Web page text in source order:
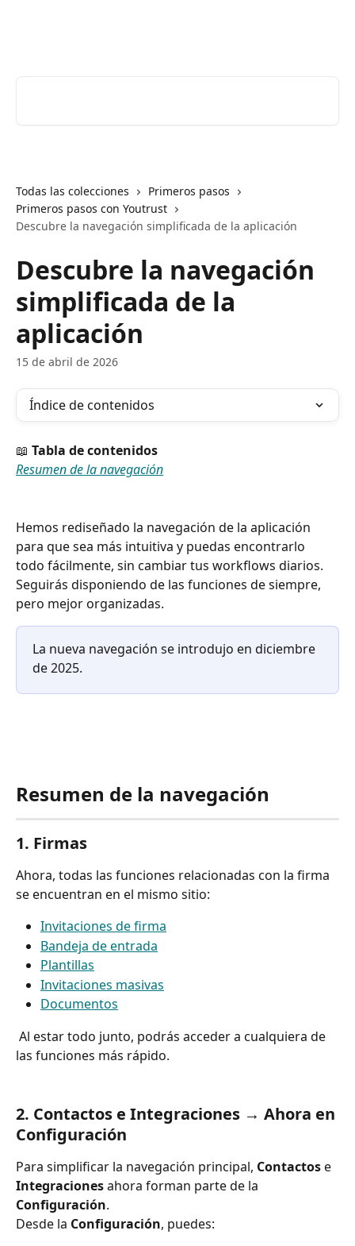
Todas las colecciones
Primeros pasos
Primeros pasos con Youtrust
Descubre la navegación simplificada de la aplicación
Descubre la navegación
simplificada de la
aplicación
15 de abril de 2026
Índice de contenidos
📖 Tabla de contenidos
Resumen de la navegación
Hemos rediseñado la navegación de la aplicación
para que sea más intuitiva y puedas encontrarlo
todo fácilmente, sin cambiar tus workflows diarios.
Seguirás disponiendo de las funciones de siempre,
pero mejor organizadas.
La nueva navegación se introdujo en diciembre
de 2025.
Resumen de la navegación
1. Firmas
Ahora, todas las funciones relacionadas con la firma
se encuentran en el mismo sitio:
Invitaciones de firma
Bandeja de entrada
Plantillas
Invitaciones masivas
Documentos
las funciones más rápido.
2. Contactos e Integraciones → Ahora en
Configuración
Para simplificar la navegación principal, Contactos e
Integraciones ahora forman parte de la
Configuración.
Desde la Configuración, puedes: